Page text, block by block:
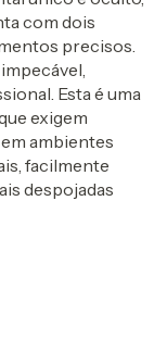
com dois
precisos.
Esta é uma
exigem
ambientes
facilmente
despojadas